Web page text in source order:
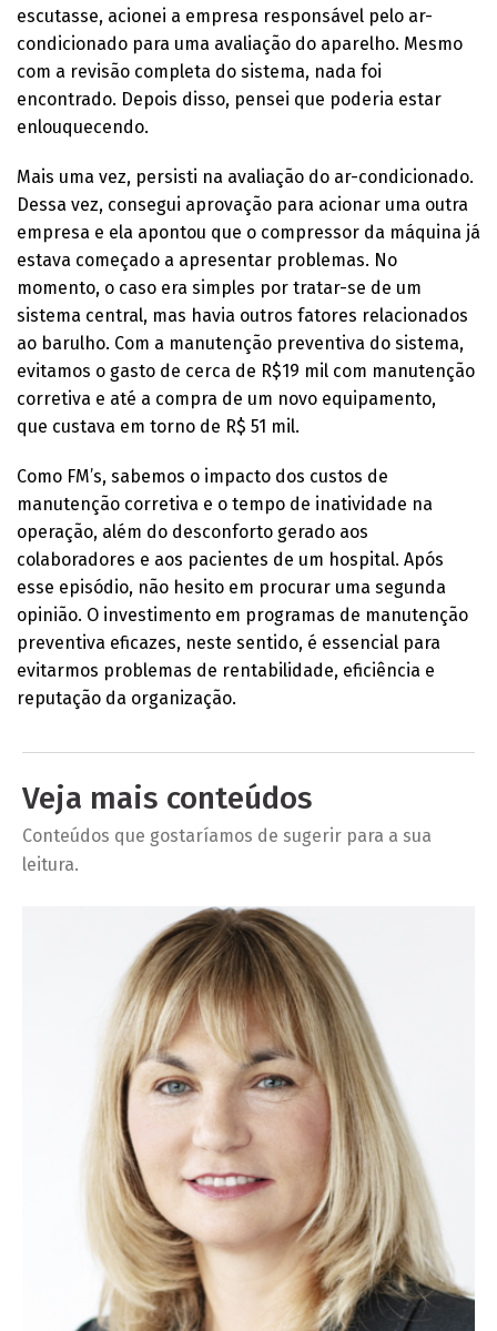
escutasse, acionei a empresa responsável pelo ar-
condicionado para uma avaliação do aparelho. Mesmo
com a revisão completa do sistema, nada foi
encontrado. Depois disso, pensei que poderia estar
enlouquecendo.
Mais uma vez, persisti na avaliação do ar-condicionado.
Dessa vez, consegui aprovação para acionar uma outra
empresa e ela apontou que o compressor da máquina já
estava começado a apresentar problemas. No
momento, o caso era simples por tratar-se de um
sistema central, mas havia outros fatores relacionados
ao barulho. Com a manutenção preventiva do sistema,
evitamos o gasto de cerca de R$19 mil com manutenção
corretiva e até a compra de um novo equipamento,
que custava em torno de R$ 51 mil.
Como FM’s, sabemos o impacto dos custos de
manutenção corretiva e o tempo de inatividade na
operação, além do desconforto gerado aos
colaboradores e aos pacientes de um hospital. Após
esse episódio, não hesito em procurar uma segunda
opinião. O investimento em programas de manutenção
preventiva eficazes, neste sentido, é essencial para
evitarmos problemas de rentabilidade, eficiência e
reputação da organização.
Veja mais conteúdos
Conteúdos que gostaríamos de sugerir para a sua
leitura.